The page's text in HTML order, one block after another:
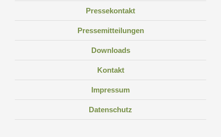
Pressekontakt
Pressemitteilungen
Downloads
Kontakt
Impressum
Datenschutz